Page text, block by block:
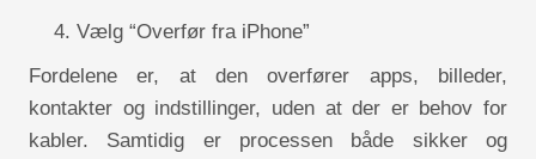
Vælg “Overfør fra iPhone”
Fordelene er, at den overfører apps, billeder,
kontakter og indstillinger, uden at der er behov for
kabler. Samtidig er processen både sikker og